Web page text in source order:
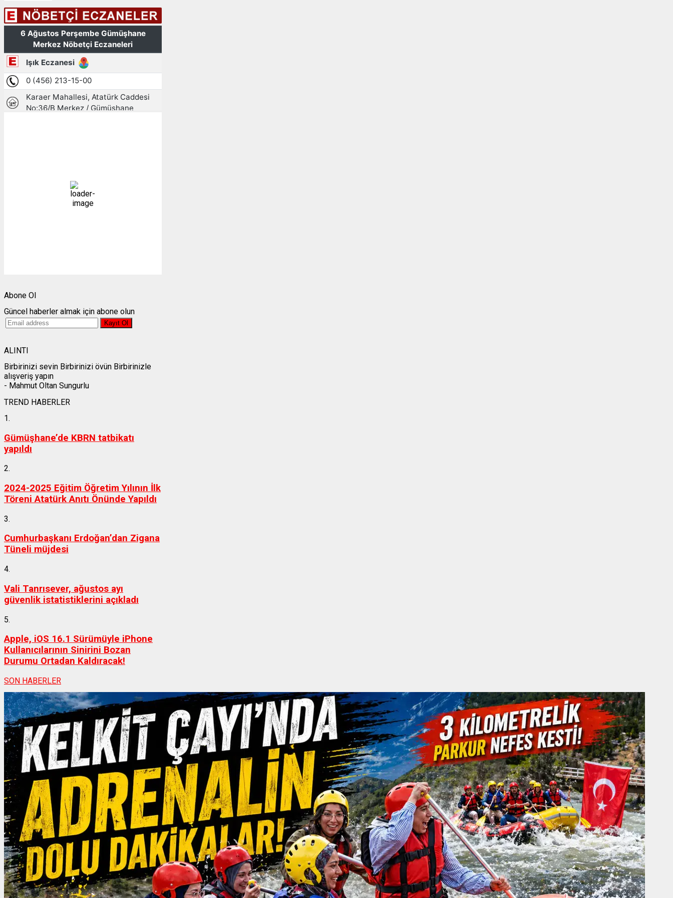
96 %
1013 mb
Abone Ol
Güncel haberler almak için abone olun
ALINTI
Birbirinizi sevin Birbirinizi övün Birbirinizle
alışveriş yapın
- Mahmut Oltan Sungurlu
TREND HABERLER
1.
Gümüşhane’de KBRN tatbikatı
yapıldı
2.
2024-2025 Eğitim Öğretim Yılının İlk
Töreni Atatürk Anıtı Önünde Yapıldı
3.
Cumhurbaşkanı Erdoğan’dan Zigana
Tüneli müjdesi
4.
Vali Tanrısever, ağustos ayı
güvenlik istatistiklerini açıkladı
5.
Apple, iOS 16.1 Sürümüyle iPhone
Kullanıcılarının Sinirini Bozan
Durumu Ortadan Kaldıracak!
SON HABERLER